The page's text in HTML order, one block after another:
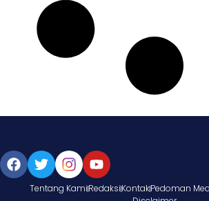
Tentang KamiRedaksiKontakPedoman